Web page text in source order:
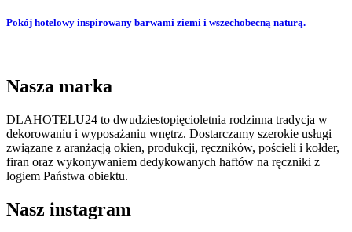
Pokój hotelowy inspirowany barwami ziemi i wszechobecną naturą.
Nasza marka
DLAHOTELU24 to dwudziestopięcioletnia rodzinna tradycja w
dekorowaniu i wyposażaniu wnętrz. Dostarczamy szerokie usługi
związane z aranżacją okien, produkcji, ręczników, pościeli i kołder,
firan oraz wykonywaniem dedykowanych haftów na ręczniki z
logiem Państwa obiektu.
Nasz instagram